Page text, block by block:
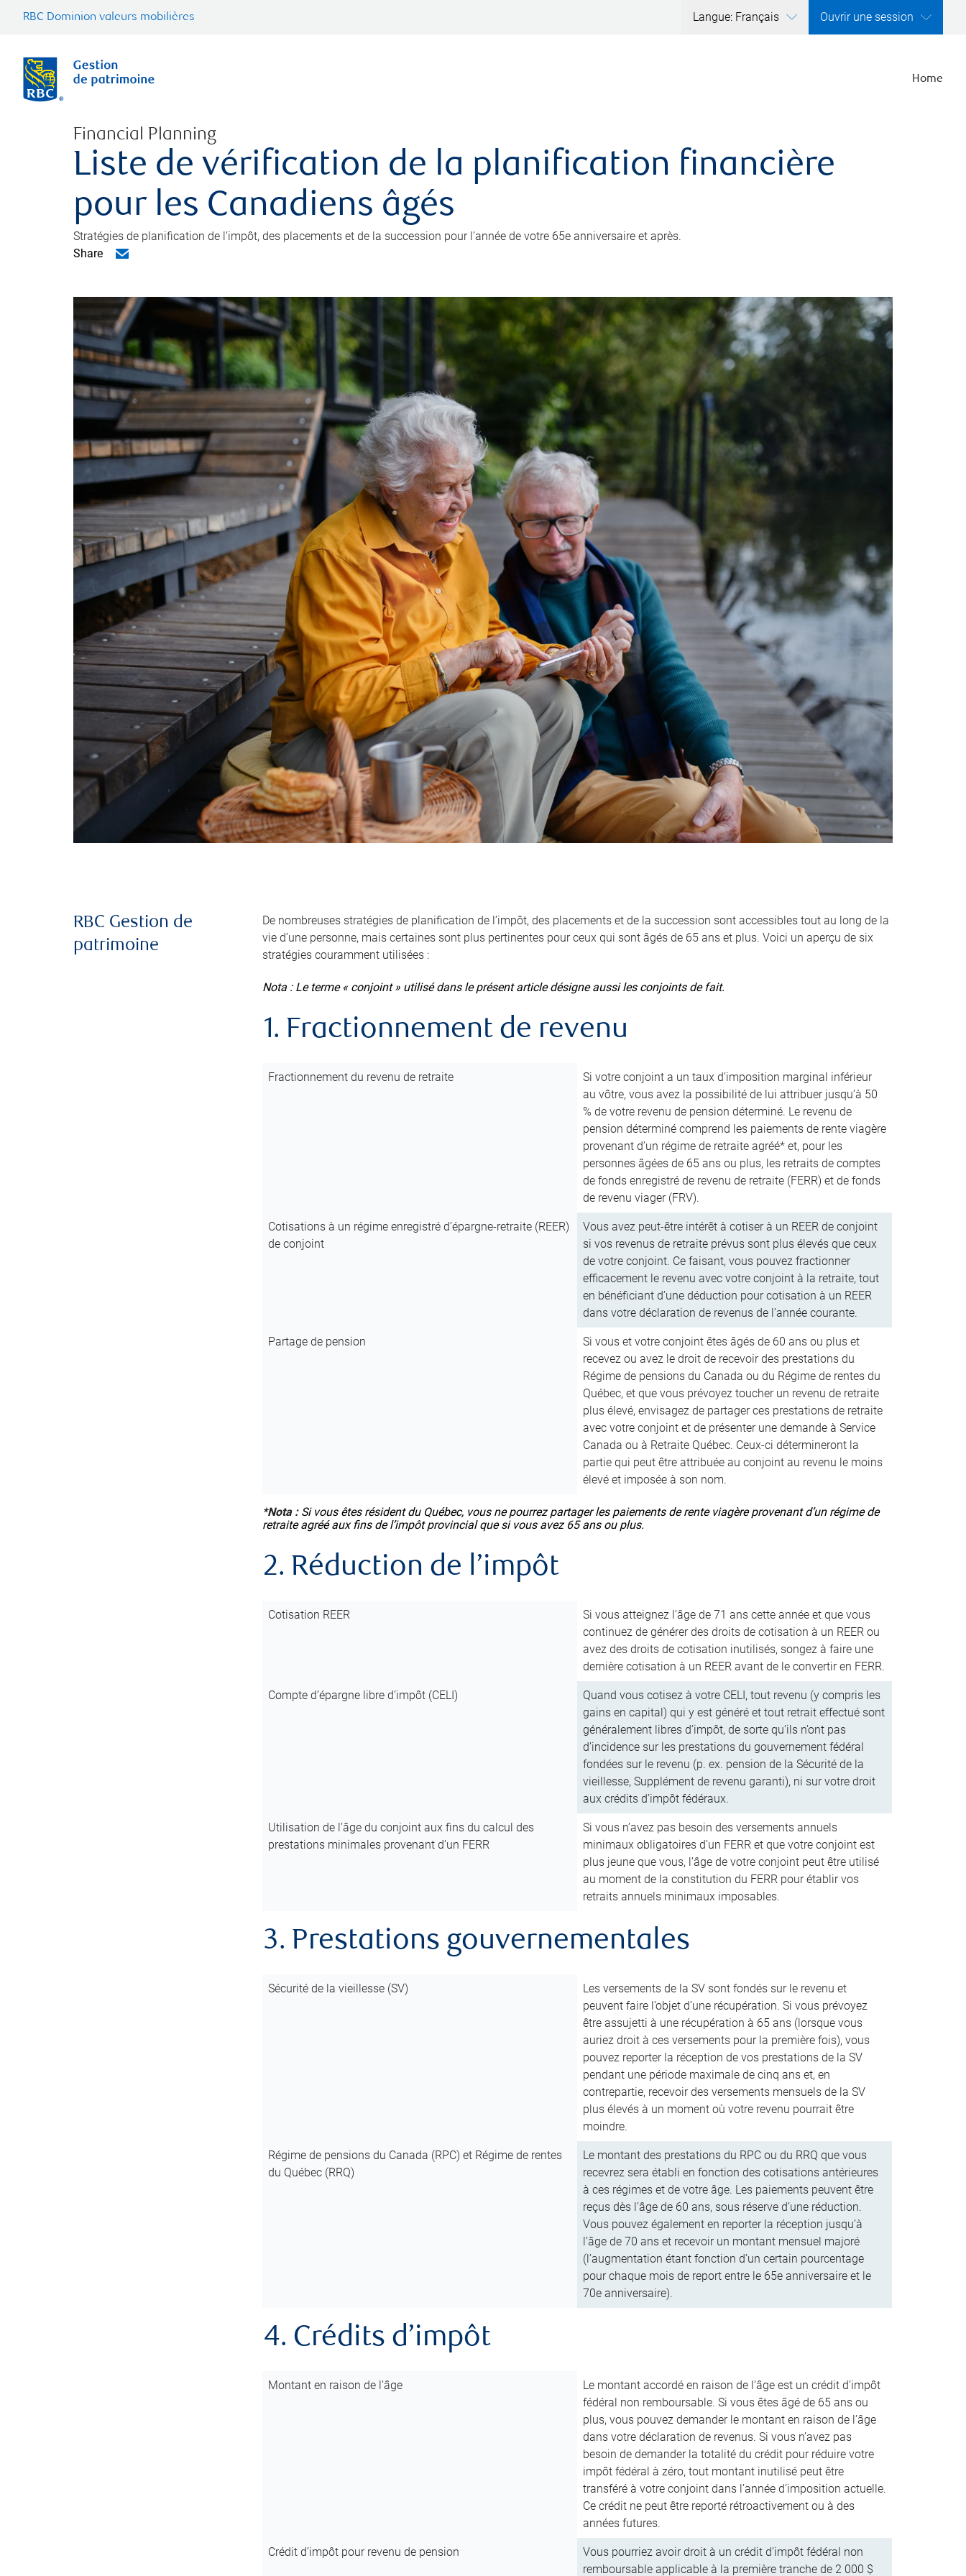
RBC Dominion valeurs mobilières Langue: Français Ouvrir une session
Home
Financial Planning
Liste de vérification de la planification financière
pour les Canadiens âgés
Stratégies de planification de l’impôt, des placements et de la succession pour l’année de votre 65e anniversaire et après.
Share
RBC Gestion de
patrimoine
De nombreuses stratégies de planification de l’impôt, des placements et de la succession sont accessibles tout au long de la
vie d’une personne, mais certaines sont plus pertinentes pour ceux qui sont âgés de 65 ans et plus. Voici un aperçu de six
stratégies couramment utilisées :
Nota : Le terme « conjoint » utilisé dans le présent article désigne aussi les conjoints de fait.
1. Fractionnement de revenu
Fractionnement du revenu de retraite
Si votre conjoint a un taux d’imposition marginal inférieur
au vôtre, vous avez la possibilité de lui attribuer jusqu’à 50
% de votre revenu de pension déterminé. Le revenu de
pension déterminé comprend les paiements de rente viagère
provenant d’un régime de retraite agréé* et, pour les
personnes âgées de 65 ans ou plus, les retraits de comptes
de fonds enregistré de revenu de retraite (FERR) et de fonds
de revenu viager (FRV).
Cotisations à un régime enregistré d’épargne-retraite (REER)
de conjoint
Vous avez peut-être intérêt à cotiser à un REER de conjoint
si vos revenus de retraite prévus sont plus élevés que ceux
de votre conjoint. Ce faisant, vous pouvez fractionner
efficacement le revenu avec votre conjoint à la retraite, tout
en bénéficiant d’une déduction pour cotisation à un REER
dans votre déclaration de revenus de l’année courante.
Partage de pension
Si vous et votre conjoint êtes âgés de 60 ans ou plus et
recevez ou avez le droit de recevoir des prestations du
Régime de pensions du Canada ou du Régime de rentes du
Québec, et que vous prévoyez toucher un revenu de retraite
plus élevé, envisagez de partager ces prestations de retraite
avec votre conjoint et de présenter une demande à Service
Canada ou à Retraite Québec. Ceux-ci détermineront la
partie qui peut être attribuée au conjoint au revenu le moins
élevé et imposée à son nom.
*Nota :Si vous êtes résident du Québec, vous ne pourrez partager les paiements de rente viagère provenant d’un régime de
retraite agréé aux fins de l’impôt provincial que si vous avez 65 ans ou plus.
2. Réduction de l’impôt
Cotisation REER
Si vous atteignez l’âge de 71 ans cette année et que vous
continuez de générer des droits de cotisation à un REER ou
avez des droits de cotisation inutilisés, songez à faire une
dernière cotisation à un REER avant de le convertir en FERR.
Compte d’épargne libre d’impôt (CELI)
Quand vous cotisez à votre CELI, tout revenu (y compris les
gains en capital) qui y est généré et tout retrait effectué sont
généralement libres d’impôt, de sorte qu’ils n’ont pas
d’incidence sur les prestations du gouvernement fédéral
fondées sur le revenu (p. ex. pension de la Sécurité de la
vieillesse, Supplément de revenu garanti), ni sur votre droit
aux crédits d’impôt fédéraux.
Utilisation de l’âge du conjoint aux fins du calcul des
prestations minimales provenant d’un FERR
Si vous n’avez pas besoin des versements annuels
minimaux obligatoires d’un FERR et que votre conjoint est
plus jeune que vous, l’âge de votre conjoint peut être utilisé
au moment de la constitution du FERR pour établir vos
retraits annuels minimaux imposables.
3. Prestations gouvernementales
Sécurité de la vieillesse (SV)
Les versements de la SV sont fondés sur le revenu et
peuvent faire l’objet d’une récupération. Si vous prévoyez
être assujetti à une récupération à 65 ans (lorsque vous
auriez droit à ces versements pour la première fois), vous
pouvez reporter la réception de vos prestations de la SV
pendant une période maximale de cinq ans et, en
contrepartie, recevoir des versements mensuels de la SV
plus élevés à un moment où votre revenu pourrait être
moindre.
Régime de pensions du Canada (RPC) et Régime de rentes
du Québec (RRQ)
Le montant des prestations du RPC ou du RRQ que vous
recevrez sera établi en fonction des cotisations antérieures
à ces régimes et de votre âge. Les paiements peuvent être
reçus dès l’âge de 60 ans, sous réserve d’une réduction.
Vous pouvez également en reporter la réception jusqu’à
l’âge de 70 ans et recevoir un montant mensuel majoré
(l’augmentation étant fonction d’un certain pourcentage
pour chaque mois de report entre le 65e anniversaire et le
70e anniversaire).
4. Crédits d’impôt
Montant en raison de l’âge
Le montant accordé en raison de l’âge est un crédit d’impôt
fédéral non remboursable. Si vous êtes âgé de 65 ans ou
plus, vous pouvez demander le montant en raison de l’âge
dans votre déclaration de revenus. Si vous n’avez pas
besoin de demander la totalité du crédit pour réduire votre
impôt fédéral à zéro, tout montant inutilisé peut être
transféré à votre conjoint dans l’année d’imposition actuelle.
Ce crédit ne peut être reporté rétroactivement ou à des
années futures.
Crédit d’impôt pour revenu de pension
Vous pourriez avoir droit à un crédit d’impôt fédéral non
remboursable applicable à la première tranche de 2 000 $